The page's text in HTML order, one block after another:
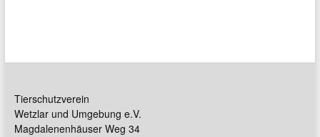
Tierschutzverein
Wetzlar und Umgebung e.V.
Magdalenenhäuser Weg 34